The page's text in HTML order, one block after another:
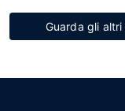
Guarda gli